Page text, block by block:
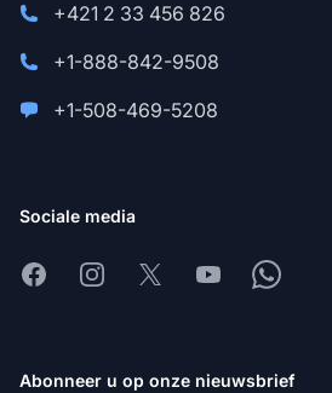
+421 2 33 456 826
+1-888-842-9508
+1-508-469-5208
Sociale media
FacebookInstagram
X YoutubeWhatsapp
Abonneer u op onze nieuwsbrief